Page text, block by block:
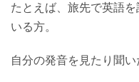
たとえば、旅先で英語
いる方。
自分の発音を見たり聞